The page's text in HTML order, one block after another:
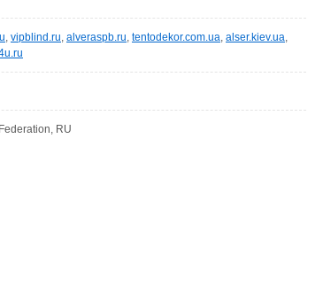
, vipblind.ru, alveraspb.ru, tentodekor.com.ua, alser.kiev.ua,
RU